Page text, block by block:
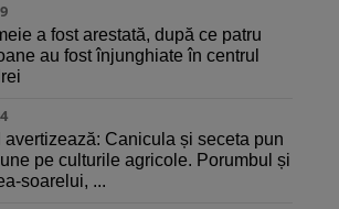
a fost arestată, după ce patru
au fost înjunghiate în centrul
avertizează: Canicula și seceta pun
pe culturile agricole. Porumbul și
soarelui, ...